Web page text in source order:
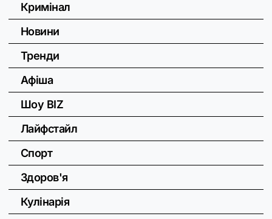
Кримінал
Новини
Тренди
Афіша
Шоу BIZ
Лайфстайл
Спорт
Здоров'я
Кулінарія